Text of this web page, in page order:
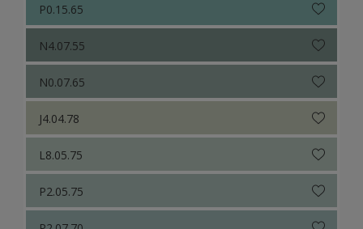
P0.15.65
N4.07.55
N0.07.65
J4.04.78
L8.05.75
P2.05.75